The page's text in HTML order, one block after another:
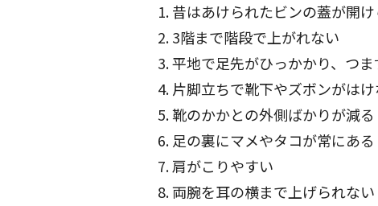
昔はあけられたビンの蓋が開け
3階まで階段で上がれない
平地で足先がひっかかり、つ
片脚立ちで靴下やズボンがは
靴のかかとの外側ばかりが減る
足の裏にマメやタコが常にある
肩がこりやすい
両腕を耳の横まで上げられない